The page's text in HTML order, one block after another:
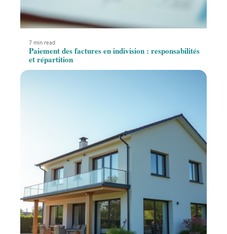
7 min read
Paiement des factures en indivision : responsabilités
et répartition